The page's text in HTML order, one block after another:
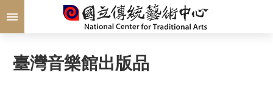
跳到主要內容區塊
臺灣音樂館出版品